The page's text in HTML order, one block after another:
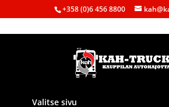
+358 (0)6 456 8800
Valitse sivu